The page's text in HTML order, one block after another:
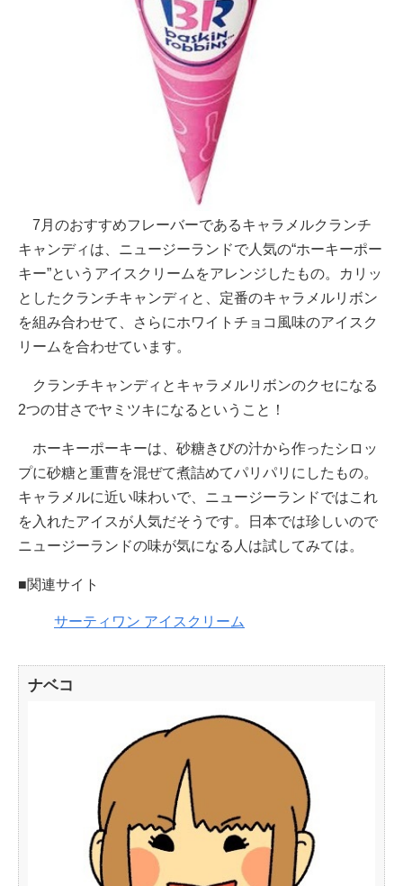
7月のおすすめフレーバーであるキャラメルクランチ
キャンディは、ニュージーランドで人気の“ホーキーポー
キー”というアイスクリームをアレンジしたもの。カリッ
としたクランチキャンディと、定番のキャラメルリボン
を組み合わせて、さらにホワイトチョコ風味のアイスク
リームを合わせています。
クランチキャンディとキャラメルリボンのクセになる
2つの甘さでヤミツキになるということ！
ホーキーポーキーは、砂糖きびの汁から作ったシロッ
プに砂糖と重曹を混ぜて煮詰めてパリパリにしたもの。
キャラメルに近い味わいで、ニュージーランドではこれ
を入れたアイスが人気だそうです。日本では珍しいので
ニュージーランドの味が気になる人は試してみては。
■関連サイト
サーティワン アイスクリーム
ナベコ